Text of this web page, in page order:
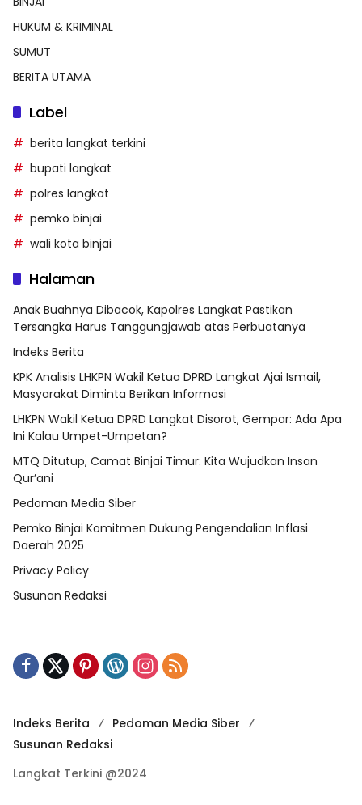
HUKUM & KRIMINAL
SUMUT
BERITA UTAMA
Label
berita langkat terkini
bupati langkat
polres langkat
pemko binjai
wali kota binjai
Halaman
Anak Buahnya Dibacok, Kapolres Langkat Pastikan
Tersangka Harus Tanggungjawab atas Perbuatanya
Indeks Berita
KPK Analisis LHKPN Wakil Ketua DPRD Langkat Ajai Ismail,
Masyarakat Diminta Berikan Informasi
LHKPN Wakil Ketua DPRD Langkat Disorot, Gempar: Ada Apa
Ini Kalau Umpet-Umpetan?
MTQ Ditutup, Camat Binjai Timur: Kita Wujudkan Insan
Qur’ani
Pedoman Media Siber
Pemko Binjai Komitmen Dukung Pengendalian Inflasi
Daerah 2025
Privacy Policy
Susunan Redaksi
Indeks Berita
Pedoman Media Siber
Susunan Redaksi
Langkat Terkini @2024